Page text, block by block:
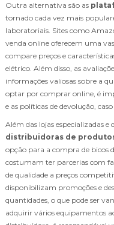
Outra alternativa são as
tornado cada vez mais
laboratoriais. Sites como
venda online oferecem uma
compare preços e
elétrico. Além disso, as
informações valiosas sobre a
optar por comprar online, é
e as políticas de devolução,
Além das lojas especializadas
distribuidoras de
opção para a compra de bicos
costumam ter parcerias com
de qualidade a preços
disponibilizam promoções e
quantidades, o que pode ser
adquirir vários equipamentos